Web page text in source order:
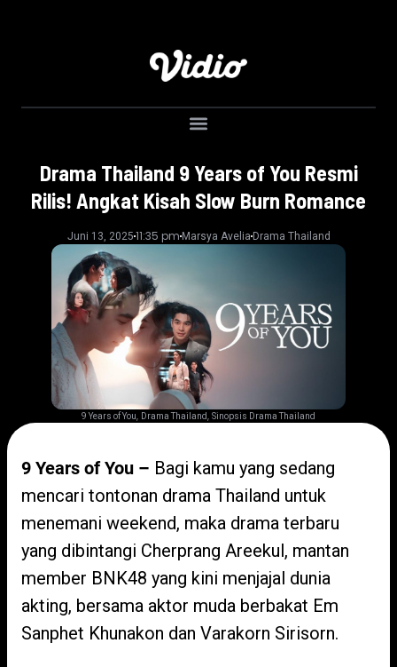
Drama Thailand 9 Years of You Resmi
Rilis! Angkat Kisah Slow Burn Romance
Juni 13, 202511:35 pmMarsya AveliaDrama Thailand
9 Years of You, Drama Thailand, Sinopsis Drama Thailand
9 Years of You – Bagi kamu yang sedang
mencari tontonan drama Thailand untuk
menemani weekend, maka drama terbaru
yang dibintangi Cherprang Areekul, mantan
member BNK48 yang kini menjajal dunia
akting, bersama aktor muda berbakat Em
Sanphet Khunakon dan Varakorn Sirisorn.